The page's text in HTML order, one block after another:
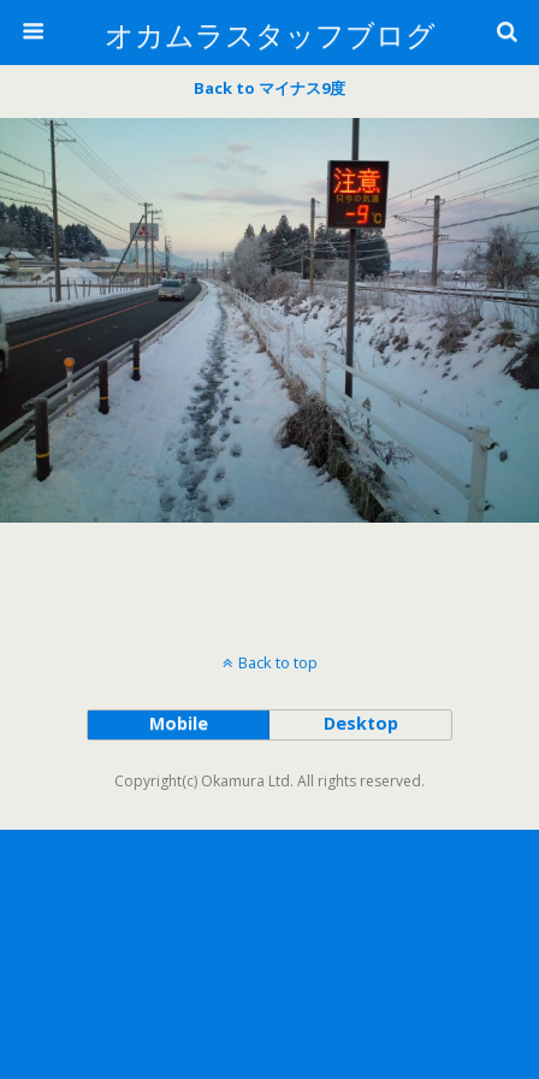
オカムラスタッフブログ
Back to マイナス9度
Back to top
Mobile Desktop
Copyright(c) Okamura Ltd. All rights reserved.